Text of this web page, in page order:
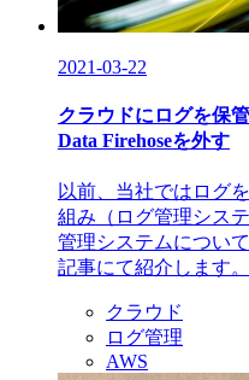
2021-03-22
クラウドにログを保
Data Firehoseを外す
以前、当社ではログ
組み（ログ管理シス
管理システムについ
記事にて紹介します。
クラウド
ログ管理
AWS